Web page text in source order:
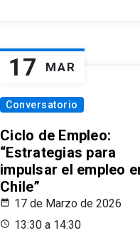
17 MAR
Conversatorio
Ciclo de Empleo:
“Estrategias para
impulsar el empleo
Chile”
17 de Marzo de 2026
13:30 a 14:30